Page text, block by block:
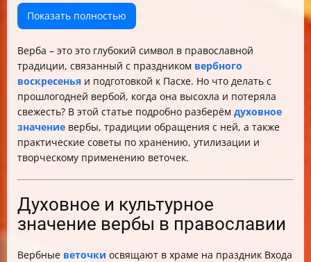
Традиционные способы утилизации и повторного
использования вербы
прошлогодней вербой
Итог: как сохранить и почтить прошлогоднюю вербу?
Показать полностью
Верба – это это глубокий символ в православной
традиции, связанный с праздником вербного
воскресенья и подготовкой к Пасхе. Но что делать с
прошлогодней вербой, когда она высохла и потеряла
свежесть? В этой статье подробно разберём духовное
значение вербы, традиции обращения с ней, а также
практические советы по хранению, утилизации и
творческому применению веточек.
Духовное и культурное
значение вербы в православии
Вербные веточки освящают в храме на праздник Входа